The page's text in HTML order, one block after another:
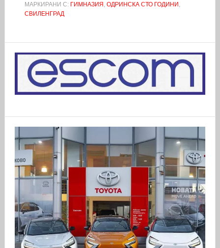
МАРКИРАНИ С: ГИМНАЗИЯ , ОДРИНСКА СТО ГОДИНИ ,
СВИЛЕНГРАД